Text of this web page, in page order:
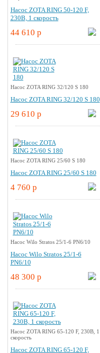
Насос ZOTA RING 50-120 F,
230В, 1 скорость
44 610 p
Насос ZOTA RING 32/120 S 180
Насос ZOTA RING 32/120 S 180
29 610 p
Насос ZOTA RING 25/60 S 180
Насос ZOTA RING 25/60 S 180
4 760 p
Насос Wilo Stratos 25/1-6 PN6/10
Насос Wilo Stratos 25/1-6
PN6/10
48 300 p
Насос ZOTA RING 65-120 F, 230В, 1
скорость
Насос ZOTA RING 65-120 F,